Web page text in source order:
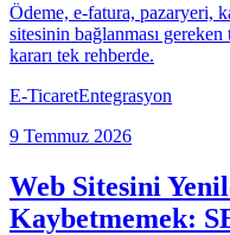
Ödeme, e-fatura, pazaryeri,
sitesinin bağlanması
kararı tek rehberde.
E-TicaretEntegrasyon
9 Temmuz 2026
Web Sitesini
Kaybetmemek: